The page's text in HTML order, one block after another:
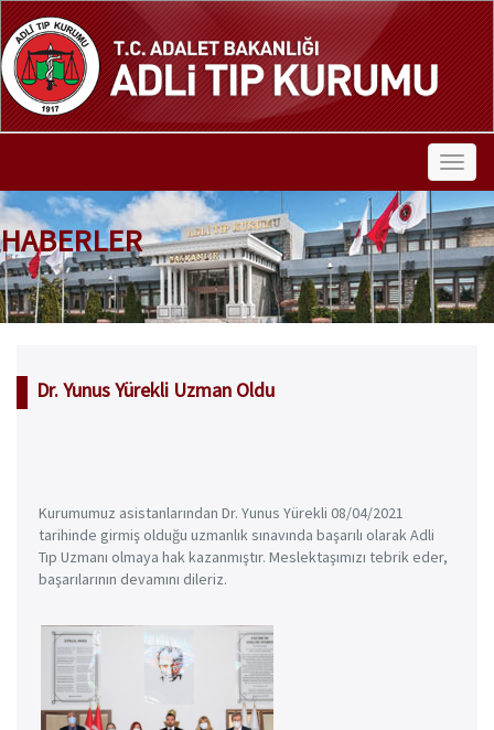
HABERLER
Dr. Yunus Yürekli Uzman Oldu
Kurumumuz asistanlarından Dr. Yunus Yürekli 08/04/2021
tarihinde girmiş olduğu uzmanlık sınavında başarılı olarak Adli
Tıp Uzmanı olmaya hak kazanmıştır. Meslektaşımızı tebrik eder,
başarılarının devamını dileriz.